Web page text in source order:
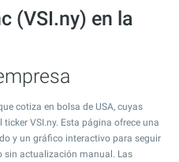
(VSI.ny) en la
cotiza en bolsa de USA, cuyas
ticker VSI.ny. Esta página ofrece una
y un gráfico interactivo para seguir
sin actualización manual. Las